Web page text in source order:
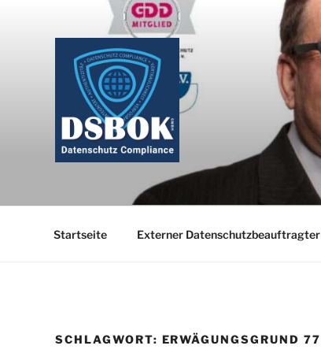
Startseite Externer Datenschutzbeauftragter
SCHLAGWORT: ERWÄGUNGSGRUND 77